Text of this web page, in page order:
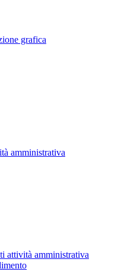
grafica
amministrativa
attività amministrativa